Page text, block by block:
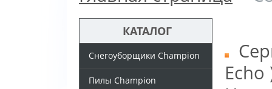
КАТАЛОГ
Снегоуборщики Champion
Пилы Champion
Echo